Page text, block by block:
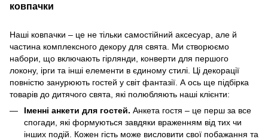
ковпачки
Наші ковпачки – це не тільки самостійний аксесуар, але й
частина комплексного декору для свята. Ми створюємо
набори, що включають гірлянди, конверти для першого
локону, ірги та інші елементи в єдиному стилі. Ці декорації
повністю занурюють гостей у світ фантазії. А ось ще підбірка
товарів до дитячого свята, які полюбляють наші клієнти:
Іменні анкети для гостей. Анкета гостя – це перш за все
спогади, які формуються завдяки враженням від тих чи
інших подій. Кожен гість може висловити свої побажання та